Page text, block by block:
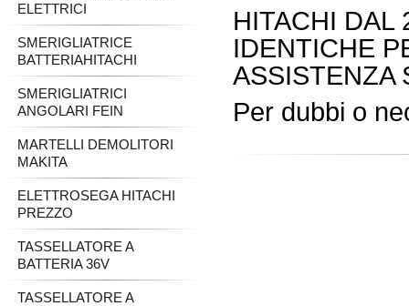
HITACHI DAL
IDENTICHE
ASSISTENZA
Per dubbi o
ELETTRICI
SMERIGLIATRICE
BATTERIAHITACHI
SMERIGLIATRICI
ANGOLARI FEIN
MARTELLI DEMOLITORI
MAKITA
ELETTROSEGA HITACHI
PREZZO
TASSELLATORE A
BATTERIA 36V
TASSELLATORE A